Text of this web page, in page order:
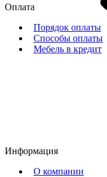
Оплата
Порядок оплаты
Способы оплаты
Мебель в кредит
Информация
О компании